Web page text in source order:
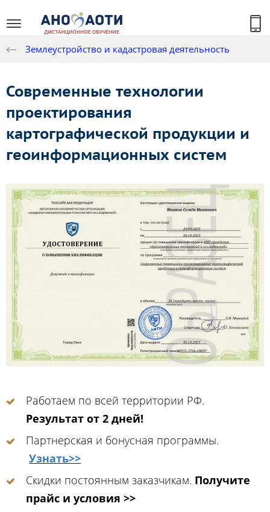
Землеустройство и кадастровая деятельность
Современные технологии
проектирования
картографической продукции и
геоинформационных систем
Работаем по всей территории РФ.
Результат от 2 дней!
Партнерская и бонусная программы.
Узнать>>
Скидки постоянным заказчикам. Получите
прайс и условия >>